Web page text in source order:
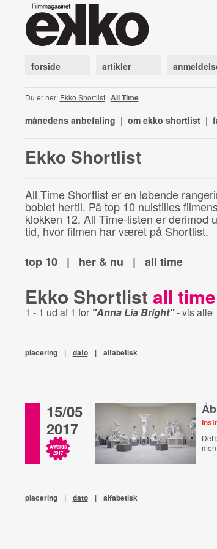
forside artikler
Du er her: Ekko Shortlist| All Time
månedens anbefaling | om ekko shortlist |
Ekko Shortlist
All Time Shortlist er en løbende
boblet hertil. På top 10 nulstilles
klokken 12. All Time-listen er derimod
tid, hvor filmen har været på Shortlist.
top 10
| her & nu | all time
Ekko Shortlist all time
1 - 1 ud af 1 for "Anna Lia Bright"-vis alle
placering | dato | alfabetisk
15/05
2017
Awards
2017
Det
placering | dato | alfabetisk